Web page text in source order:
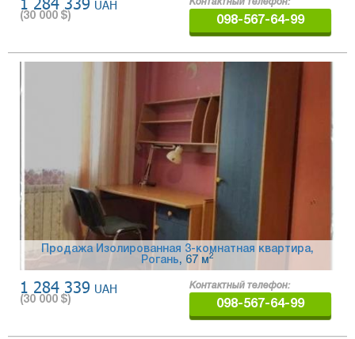
UAH
(30 000 $)
Контактный телефон:
098-567-64-99
Продажа Изолированная 3-комнатная квартира,
Рогань, 67 м2
1 284 339 UAH
(30 000 $)
Контактный телефон:
098-567-64-99